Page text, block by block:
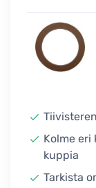
Kolme eri
kuppia
Tarkista